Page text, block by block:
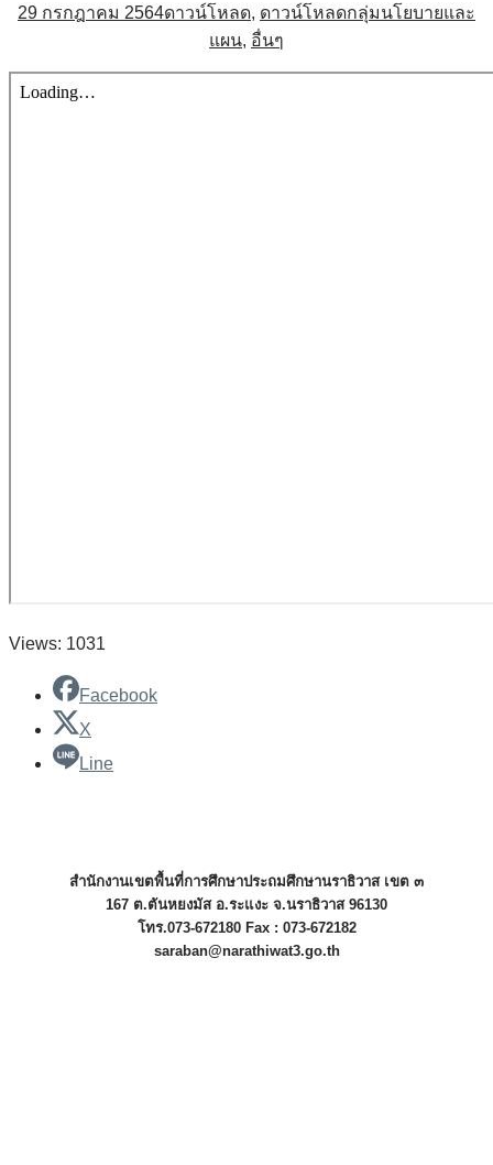
29 กรกฎาคม 2564ดาวน์โหลด, ดาวน์โหลดกลุ่มนโยบายและ
แผน, อื่นๆ
Views: 1031
Facebook
X
Line
สำนักงานเขตพื้นที่การศึกษาประถมศึกษานราธิวาส เขต ๓
167 ต.ตันหยงมัส อ.ระแงะ จ.นราธิวาส 96130
โทร.073-672180 Fax : 073-672182
saraban@narathiwat3.go.th